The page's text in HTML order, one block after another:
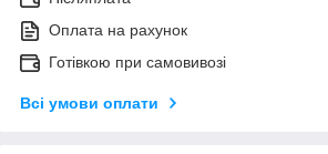
Оплата на рахунок
Готівкою при самовивозі
Всі умови оплати